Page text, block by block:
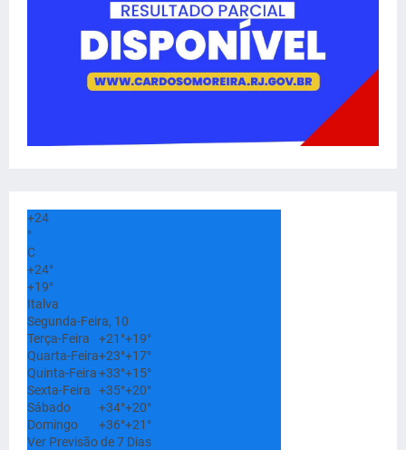
+24
°
C
+24°
+19°
Italva
Segunda-Feira, 10
Terça-Feira
+21°+19°
Quarta-Feira+23°+17°
Quinta-Feira+33°+15°
Sexta-Feira
+35°+20°
Sábado
+34°+20°
Domingo
+36°+21°
Ver Previsão de 7 Dias